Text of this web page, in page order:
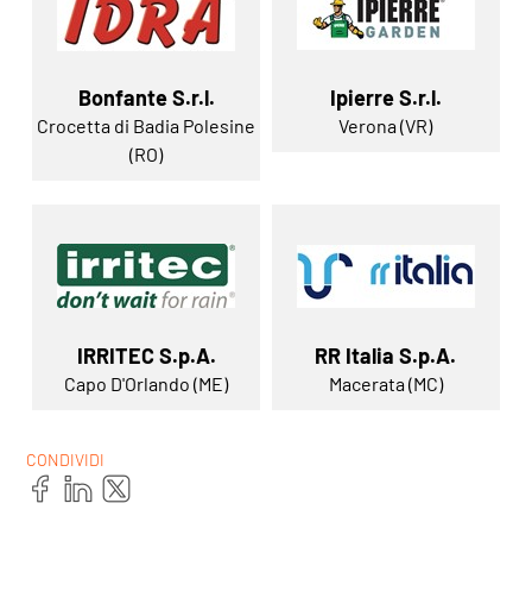
Bonfante S.r.l.
Crocetta di Badia Polesine
(RO)
Ipierre S.r.l.
Verona (VR)
IRRITEC S.p.A.
Capo D'Orlando (ME)
RR Italia S.p.A.
Macerata (MC)
CONDIVIDI